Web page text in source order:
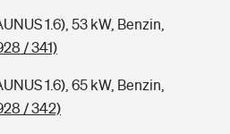
für deine Kids
eingestuft
1.6), 53 kW, Benzin,
/ 341)
1.6), 65 kW, Benzin,
/ 342)